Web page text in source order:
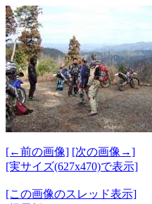
[←前の画像] [次の画像→]
[実サイズ(627x470)で表示]
[この画像のスレッド表示]